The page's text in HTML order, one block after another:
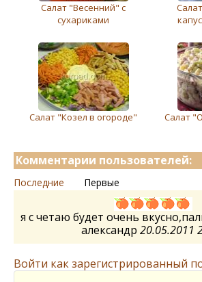
Салат "Весенний" с
сухариками
Салат "Козел в огороде"
Салат
Комментарии пользователей:
Последние Первые
я с четаю будет очень
александр 20.05.2011
Войти как зарегистрированный